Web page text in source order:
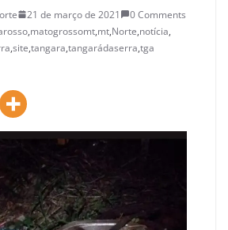
21 de março de 2021
0 Comments
,matogrossomt,mt,Norte,notícia,
,site,tangara,tangarádaserra,tga